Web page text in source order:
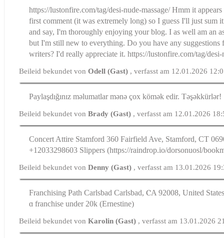
https://lustonfire.com/tag/desi-nude-massage/ Hmm it
first comment (it was extremely long) so I guess I'll just sum
and say, I'm thoroughly enjoying your blog. I as well am an
but I'm still new to everything. Do you have any suggestions
writers? I'd really appreciate it. https://lustonfire.com/tag/desi-
Beileid bekundet vonOdell (Gast) , verfasst am 12.01.2026
Paylaşdığınız məlumatlar mənə çox kömək edir.
Beileid bekundet vonBrady (Gast) , verfasst am 12.01.2026
Concert Attire Stamford 360 Fairfield Ave, Stamford, CT
+12033298603 Slippers (https://raindrop.io/dorsonuosl/
Beileid bekundet vonDenny (Gast) , verfasst am 13.01.2026
Franchising Path Carlsbad Carlsbad, ⲤA 92008, United
ɑ franchise under 20k (Ernestine)
Beileid bekundet vonKarolin (Gast) , verfasst am 13.01.2026